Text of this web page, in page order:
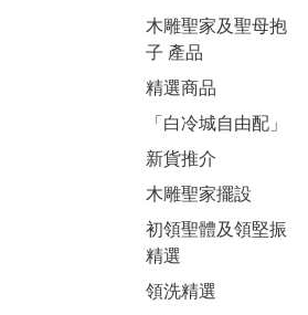
木雕聖家及聖母抱
子 產品
精選商品
「白冷城自由配」
新貨推介
木雕聖家擺設
初領聖體及領堅振
精選
領洗精選